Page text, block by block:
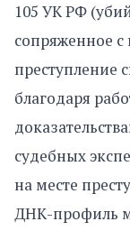
105 УК РФ
сопряженное с
преступление
благодаря
судебных
на месте
ДНК-профиль